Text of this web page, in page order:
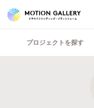
プロジェクトを探す